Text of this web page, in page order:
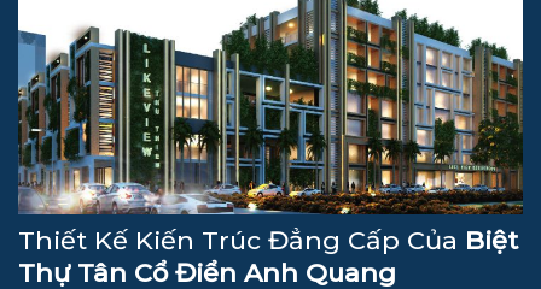
Thiết Kế Kiến Trúc Đẳng Cấp Của Biệt
Thự Tân Cổ Điển Anh Quang